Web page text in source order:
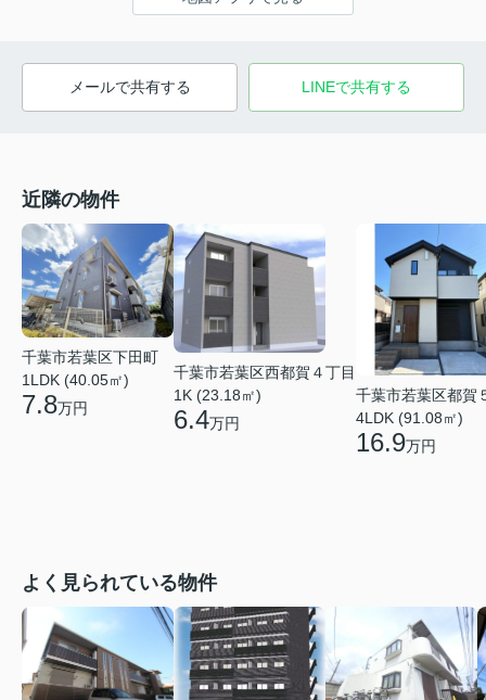
メールで共有する LINEで共有する
近隣の物件
千葉市若葉区下田町
1LDK (40.05㎡)
7.8万円
千葉市若葉区西都賀４丁目
1K (23.18㎡)
6.4万円
千葉市若葉区都賀
4LDK (91.08㎡)
16.9万円
よく見られている物件